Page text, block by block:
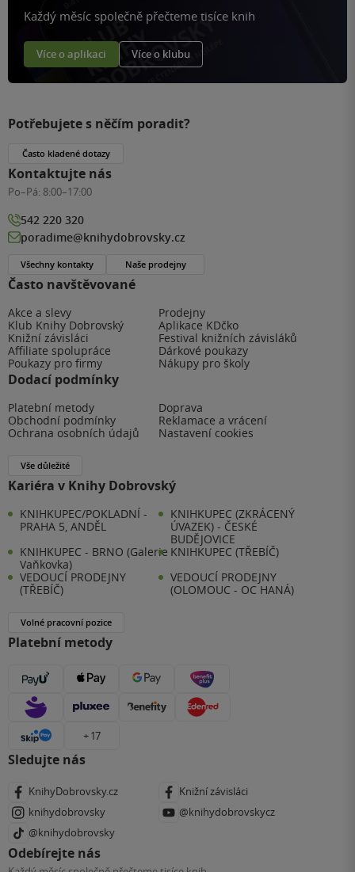
Každý měsíc společně přečteme tisíce knih
Více o aplikaci Více o klubu
Často navštěvované
Akce a slevy
Prodejny
Klub Knihy Dobrovský
Aplikace KDčko
Knižní závisláci
Festival knižních závisláků
Affiliate spolupráce
Dárkové poukazy
Poukazy pro firmy
Nákupy pro školy
Dodací podmínky
Platební metody
Doprava
Obchodní podmínky
Reklamace a vrácení
Ochrana osobních údajů
Nastavení cookies
Vše důležité
Kariéra v Knihy Dobrovský
KNIHKUPEC/POKLADNÍ -
PRAHA 5, ANDĚL
KNIHKUPEC (ZKRÁCENÝ
ÚVAZEK) - ČESKÉ
BUDĚJOVICE
KNIHKUPEC - BRNO (Galerie
Vaňkovka)
KNIHKUPEC (TŘEBÍČ)
VEDOUCÍ PRODEJNY
(TŘEBÍČ)
VEDOUCÍ PRODEJNY
(OLOMOUC - OC HANÁ)
Volné pracovní pozice
Platební metody
+ 17
Sledujte nás
KnihyDobrovsky.cz
Knižní závisláci
knihydobrovsky
@knihydobrovskycz
@knihydobrovsky
Odebírejte nás
Potřebujete s něčím poradit?
Často kladené dotazy
Kontaktujte nás
Po–Pá: 8:00–17:00
542 220 320
poradime@knihydobrovsky.cz
Všechny kontakty Naše prodejny